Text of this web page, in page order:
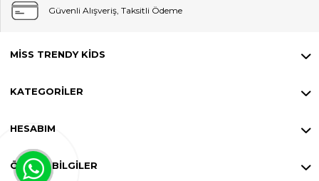
Güvenli Alışveriş, Taksitli Ödeme
MISS TRENDY KIDS
KATEGORILER
HESABIM
ÖNEMLI BILGILER